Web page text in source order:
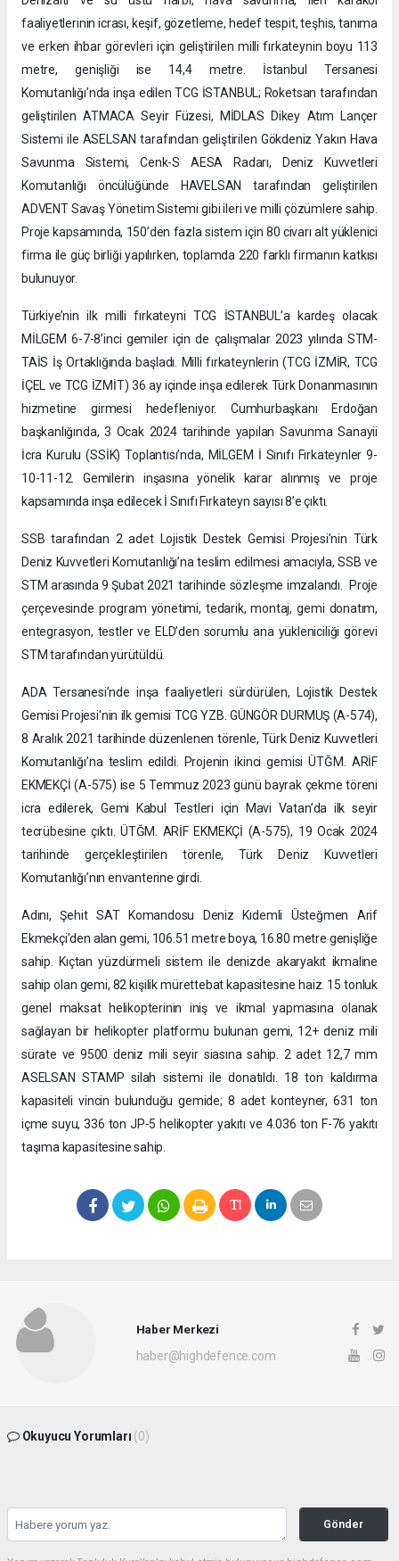
faaliyetlerinin icrası, keşif, gözetleme, hedef tespit, teşhis, tanıma
ve erken ihbar görevleri için geliştirilen milli fırkateynin boyu 113
metre, genişliği ise 14,4 metre. İstanbul Tersanesi
Komutanlığı’nda inşa edilen TCG İSTANBUL; Roketsan tarafından
geliştirilen ATMACA Seyir Füzesi, MİDLAS Dikey Atım Lançer
Sistemi ile ASELSAN tarafından geliştirilen Gökdeniz Yakın Hava
Savunma Sistemi, Cenk-S AESA Radarı, Deniz Kuvvetleri
Komutanlığı öncülüğünde HAVELSAN tarafından geliştirilen
ADVENT Savaş Yönetim Sistemi gibi ileri ve milli çözümlere sahip.
Proje kapsamında, 150’den fazla sistem için 80 civarı alt yüklenici
firma ile güç birliği yapılırken, toplamda 220 farklı firmanın katkısı
bulunuyor.
Türkiye’nin ilk milli fırkateyni TCG İSTANBUL’a kardeş olacak
MİLGEM 6-7-8’inci gemiler için de çalışmalar 2023 yılında STM-
TAİS İş Ortaklığında başladı. Milli fırkateynlerin (TCG İZMİR, TCG
İÇEL ve TCG İZMİT) 36 ay içinde inşa edilerek Türk Donanmasının
hizmetine girmesi hedefleniyor. Cumhurbaşkanı Erdoğan
başkanlığında, 3 Ocak 2024 tarihinde yapılan Savunma Sanayii
İcra Kurulu (SSİK) Toplantısı’nda, MİLGEM İ Sınıfı Fırkateynler 9-
10-11-12. Gemilerin inşasına yönelik karar alınmış ve proje
kapsamında inşa edilecek İ Sınıfı Fırkateyn sayısı 8’e çıktı.
SSB tarafından 2 adet Lojistik Destek Gemisi Projesi’nin Türk
Deniz Kuvvetleri Komutanlığı’na teslim edilmesi amacıyla, SSB ve
STM arasında 9 Şubat 2021 tarihinde sözleşme imzalandı. Proje
çerçevesinde program yönetimi, tedarik, montaj, gemi donatım,
entegrasyon, testler ve ELD’den sorumlu ana yükleniciliği görevi
STM tarafından yürütüldü.
ADA Tersanesi’nde inşa faaliyetleri sürdürülen, Lojistik Destek
Gemisi Projesi'nin ilk gemisi TCG YZB. GÜNGÖR DURMUŞ (A-574),
8 Aralık 2021 tarihinde düzenlenen törenle, Türk Deniz Kuvvetleri
Komutanlığı’na teslim edildi. Projenin ikinci gemisi ÜTĞM. ARİF
EKMEKÇİ (A-575) ise 5 Temmuz 2023 günü bayrak çekme töreni
icra edilerek, Gemi Kabul Testleri için Mavi Vatan’da ilk seyir
tecrübesine çıktı. ÜTĞM. ARİF EKMEKÇİ (A-575), 19 Ocak 2024
tarihinde gerçekleştirilen törenle, Türk Deniz Kuvvetleri
Komutanlığı’nın envanterine girdi.
Adını, Şehit SAT Komandosu Deniz Kıdemli Üsteğmen Arif
Ekmekçi'den alan gemi, 106.51 metre boya, 16.80 metre genişliğe
sahip. Kıçtan yüzdürmeli sistem ile denizde akaryakıt ikmaline
sahip olan gemi, 82 kişilik mürettebat kapasitesine haiz. 15 tonluk
genel maksat helikopterinin iniş ve ikmal yapmasına olanak
sağlayan bir helikopter platformu bulunan gemi, 12+ deniz mili
sürate ve 9500 deniz mili seyir siasına sahip. 2 adet 12,7 mm
ASELSAN STAMP silah sistemi ile donatıldı. 18 ton kaldırma
kapasiteli vincin bulunduğu gemide; 8 adet konteyner, 631 ton
içme suyu, 336 ton JP-5 helikopter yakıtı ve 4.036 ton F-76 yakıtı
taşıma kapasitesine sahip.
Haber Merkezi
haber@highdefence.com
Okuyucu Yorumları (0)
Gönder